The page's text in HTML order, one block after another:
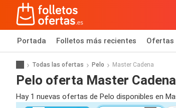
Portada Folletos más recientes Ofertas
Todas las ofertas Pelo Master Cadena
Pelo oferta Master Cadena
Hay 1 nuevas ofertas de Pelo disponibles en